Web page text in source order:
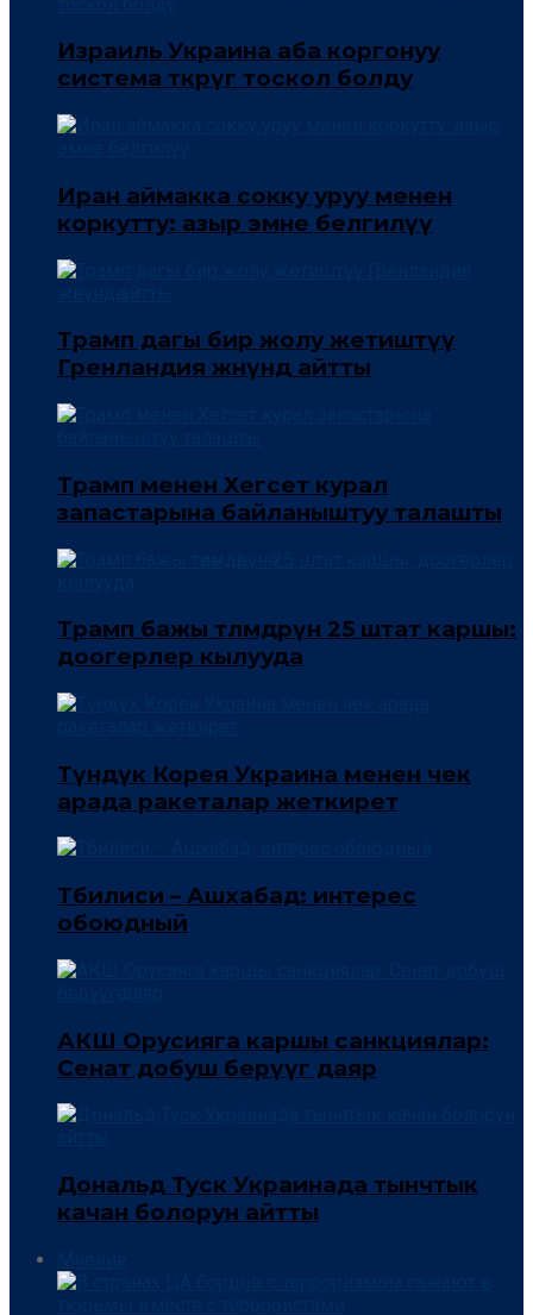
Израиль Украина аба коргонуу
система өткөрүгө тоскол болду
Иран аймакка сокку уруу менен
коркутту: азыр эмне белгилүү
Трамп дагы бир жолу жетиштүү
Гренландия жөнүндө айтты
Трамп менен Хегсет курал
запастарына байланыштуу талашты
Трамп бажы төлөмдөрүнө 25 штат каршы:
доогерлер кылууда
Түндүк Корея Украина менен чек
арада ракеталар жеткирет
Тбилиси – Ашхабад: интерес
обоюдный
АКШ Орусияга каршы санкциялар:
Сенат добуш берүүгө даяр
Дональд Туск Украинада тынчтык
качан болорун айтты